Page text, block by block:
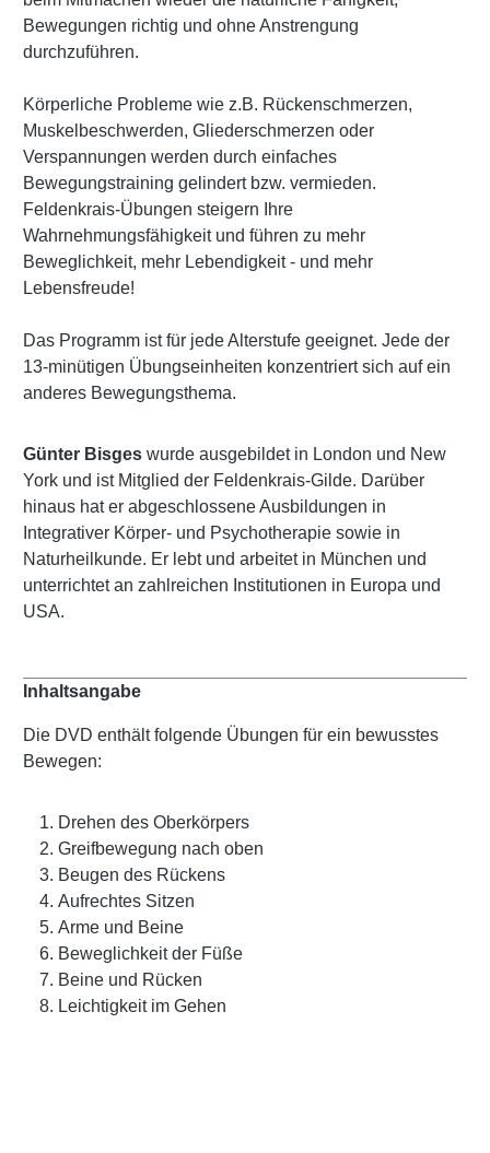
Bewegungen richtig und ohne Anstrengung
durchzuführen.
Körperliche Probleme wie z.B. Rückenschmerzen,
Muskelbeschwerden, Gliederschmerzen oder
Verspannungen werden durch einfaches
Bewegungstraining gelindert bzw. vermieden.
Feldenkrais-Übungen steigern Ihre
Wahrnehmungsfähigkeit und führen zu mehr
Beweglichkeit, mehr Lebendigkeit - und mehr
Lebensfreude!
Das Programm ist für jede Alterstufe geeignet. Jede der
13-minütigen Übungseinheiten konzentriert sich auf ein
anderes Bewegungsthema.
Günter Bisges wurde ausgebildet in London und New
York und ist Mitglied der Feldenkrais-Gilde. Darüber
hinaus hat er abgeschlossene Ausbildungen in
Integrativer Körper- und Psychotherapie sowie in
Naturheilkunde. Er lebt und arbeitet in München und
unterrichtet an zahlreichen Institutionen in Europa und
USA.
Inhaltsangabe
Die DVD enthält folgende Übungen für ein bewusstes
Bewegen:
Drehen des Oberkörpers
Greifbewegung nach oben
Beugen des Rückens
Aufrechtes Sitzen
Arme und Beine
Beweglichkeit der Füße
Beine und Rücken
Leichtigkeit im Gehen